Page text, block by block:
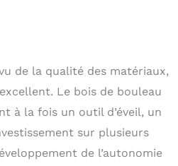
de la qualité des matériaux,
Le bois de bouleau
à la fois un outil d’éveil, un
sur plusieurs
de l’autonomie